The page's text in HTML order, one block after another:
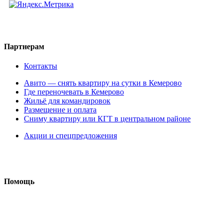
Партнерам
Контакты
Авито — снять квартиру на сутки в Кемерово
Где переночевать в Кемерово
Жильё для командировок
Размещение и оплата
Сниму квартиру или КГТ в центральном районе
Акции и спецпредложения
Помощь